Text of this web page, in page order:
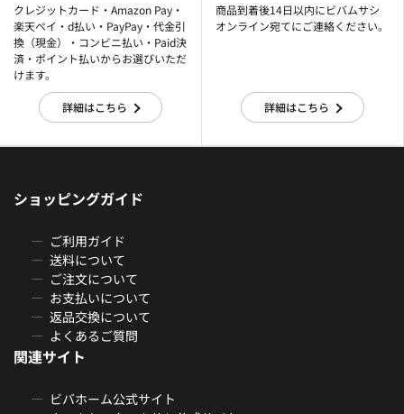
クレジットカード・Amazon Pay・
楽天ぺイ・d払い・PayPay・代金引
換（現金）・コンビニ払い・Paid決
済・ポイント払いからお選びいただ
けます。
詳細はこちら
商品到着後14日以内にビバムサシ
オンライン宛てにご連絡ください。
詳細はこちら
ショッピングガイド
ご利用ガイド
送料について
ご注文について
お支払いについて
返品交換について
よくあるご質問
関連サイト
ビバホーム公式サイト